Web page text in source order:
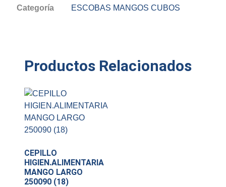
Categoría
ESCOBAS MANGOS CUBOS
Productos Relacionados
CEPILLO
HIGIEN.ALIMENTARIA
MANGO LARGO
250090 (18)